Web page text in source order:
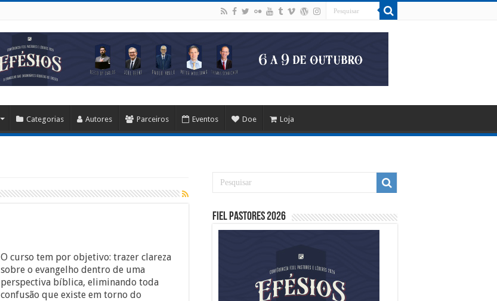
Categorias Autores Parceiros Eventos Doe Loja
O curso tem por objetivo: trazer clareza
sobre o evangelho dentro de uma
perspectiva bíblica, eliminando toda
confusão que existe em torno do
Fiel Pastores 2026